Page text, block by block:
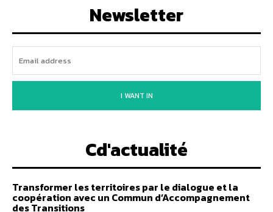
Newsletter
I WANT IN
Cd'actualité
Transformer les territoires par le dialogue et la
coopération avec un Commun d’Accompagnement
des Transitions